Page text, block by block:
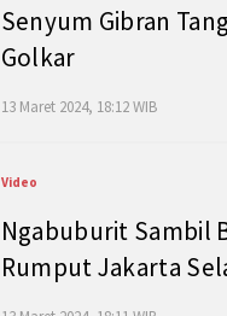
Senyum Gibran
Golkar
13 Maret 2024, 18:12 WIB
Video
Ngabuburit Sambil
Rumput Jakarta